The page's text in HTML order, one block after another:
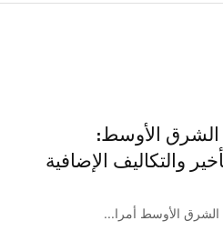
الأوسط:
والتكاليف الإضافية
الشرق الأوسط أمرا...